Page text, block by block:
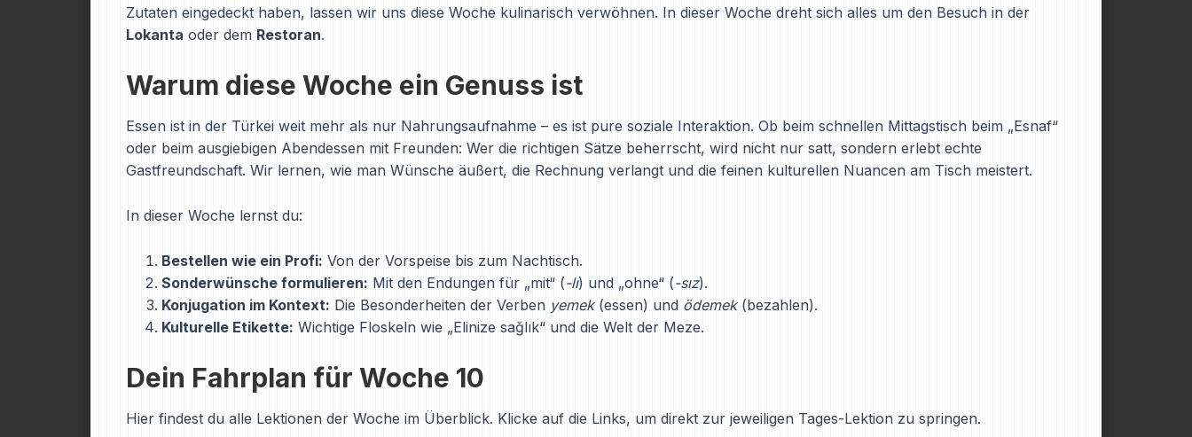
Zutaten eingedeckt haben, lassen wir uns diese Woche kulinarisch verwöhnen. In dieser Woche dreht sich alles um den Besuch in der
Lokanta oder dem Restoran.
Warum diese Woche ein Genuss ist
Essen ist in der Türkei weit mehr als nur Nahrungsaufnahme – es ist pure soziale Interaktion. Ob beim schnellen Mittagstisch beim „Esnaf“
oder beim ausgiebigen Abendessen mit Freunden: Wer die richtigen Sätze beherrscht, wird nicht nur satt, sondern erlebt echte
Gastfreundschaft. Wir lernen, wie man Wünsche äußert, die Rechnung verlangt und die feinen kulturellen Nuancen am Tisch meistert.
In dieser Woche lernst du:
Bestellen wie ein Profi: Von der Vorspeise bis zum Nachtisch.
Sonderwünsche formulieren: Mit den Endungen für „mit“ (-lı) und „ohne“ (-sız).
Konjugation im Kontext: Die Besonderheiten der Verben yemek(essen) und ödemek(bezahlen).
Kulturelle Etikette: Wichtige Floskeln wie „Elinize sağlık“ und die Welt der Meze.
Dein Fahrplan für Woche 10
Hier findest du alle Lektionen der Woche im Überblick. Klicke auf die Links, um direkt zur jeweiligen Tages-Lektion zu springen.